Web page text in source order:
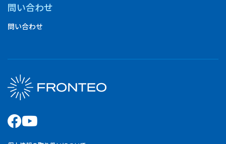
問い合わせ
問い合わせ